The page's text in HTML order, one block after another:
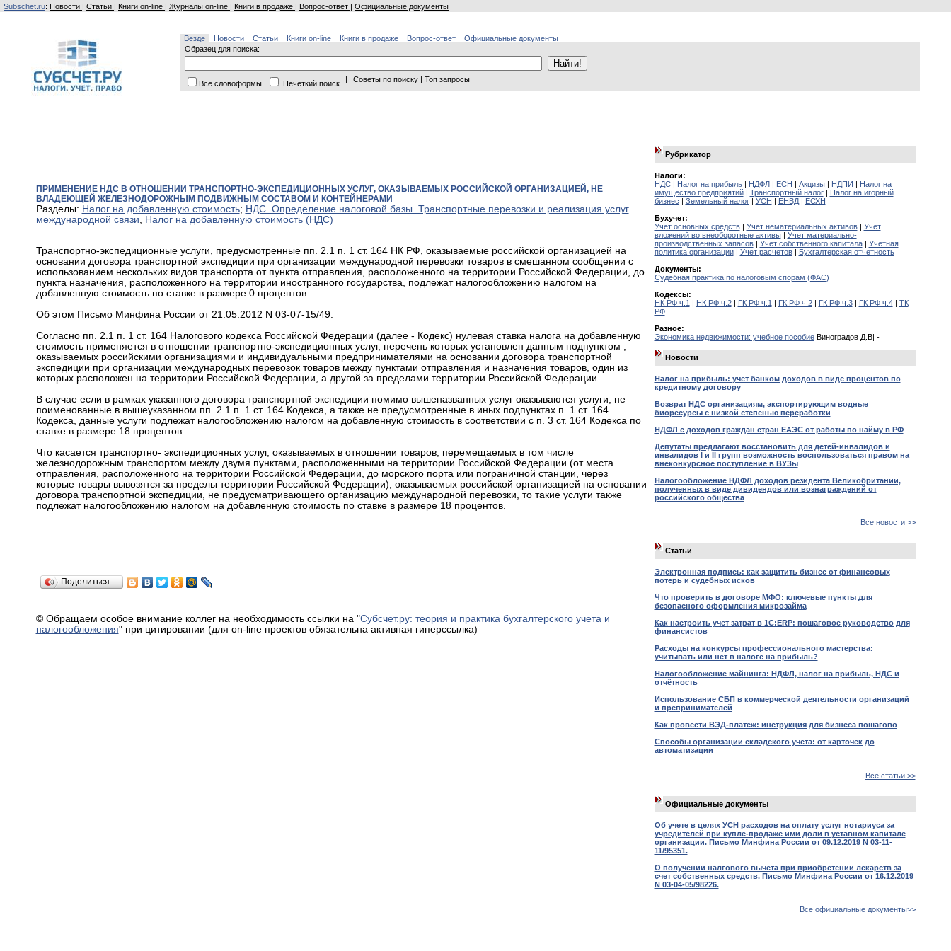
Subschet.ru: Новости | Статьи | Книги on-line | Журналы on-line | Книги в продаже | Вопрос-ответ | Официальные документы
Везде Новости Статьи Книги on-line Книги в продаже Вопрос-ответ
Официальные документы
Образец для поиска:
Все словоформы Нечеткий поиск | Советы по поиску | Топ запросы
ПРИМЕНЕНИЕ НДС В ОТНОШЕНИИ ТРАНСПОРТНО-ЭКСПЕДИЦИОННЫХ УСЛУГ, ОКАЗЫВАЕМЫХ РОССИЙСКОЙ ОРГАНИЗАЦИЕЙ, НЕ
ВЛАДЕЮЩЕЙ ЖЕЛЕЗНОДОРОЖНЫМ ПОДВИЖНЫМ СОСТАВОМ И КОНТЕЙНЕРАМИ
Разделы: Налог на добавленную стоимость; НДС. Определение налоговой базы. Транспортные перевозки и реализация услуг
международной связи, Налог на добавленную стоимость (НДС)
Транспортно-экспедиционные услуги, предусмотренные пп. 2.1 п. 1 ст. 164 НК РФ, оказываемые российской организацией на
основании договора транспортной экспедиции при организации международной перевозки товаров в смешанном сообщении с
использованием нескольких видов транспорта от пункта отправления, расположенного на территории Российской Федерации, до
пункта назначения, расположенного на территории иностранного государства, подлежат налогообложению налогом на
добавленную стоимость по ставке в размере 0 процентов.
Об этом Письмо Минфина России от 21.05.2012 N 03-07-15/49.
Согласно пп. 2.1 п. 1 ст. 164 Налогового кодекса Российской Федерации (далее - Кодекс) нулевая ставка налога на добавленную
стоимость применяется в отношении транспортно-экспедиционных услуг, перечень которых установлен данным подпунктом ,
оказываемых российскими организациями и индивидуальными предпринимателями на основании договора транспортной
экспедиции при организации международных перевозок товаров между пунктами отправления и назначения товаров, один из
которых расположен на территории Российской Федерации, а другой за пределами территории Российской Федерации.
В случае если в рамках указанного договора транспортной экспедиции помимо вышеназванных услуг оказываются услуги, не
поименованные в вышеуказанном пп. 2.1 п. 1 ст. 164 Кодекса, а также не предусмотренные в иных подпунктах п. 1 ст. 164
Кодекса, данные услуги подлежат налогообложению налогом на добавленную стоимость в соответствии с п. 3 ст. 164 Кодекса по
ставке в размере 18 процентов.
Что касается транспортно- экспедиционных услуг, оказываемых в отношении товаров, перемещаемых в том числе
железнодорожным транспортом между двумя пунктами, расположенными на территории Российской Федерации (от места
отправления, расположенного на территории Российской Федерации, до морского порта или пограничной станции, через
которые товары вывозятся за пределы территории Российской Федерации), оказываемых российской организацией на основании
договора транспортной экспедиции, не предусматривающего организацию международной перевозки, то такие услуги также
подлежат налогообложению налогом на добавленную стоимость по ставке в размере 18 процентов.
Поделиться…
© Обращаем особое внимание коллег на необходимость ссылки на "Субсчет.ру: теория и практика бухгалтерского учета и
налогообложения" при цитировании (для on-line проектов обязательна активная гиперссылка)
Рубрикатор
Налоги:
НДС| Налог на прибыль| НДФЛ| ЕСН | Акцизы| НДПИ | Налог на
имущество предприятий| Транспортный налог| Налог на игорный
бизнес | Земельный налог| УСН | ЕНВД| ЕСХН
Бухучет:
Учет основных средств| Учет нематериальных активов| Учет
вложений во внеоборотные активы| Учет материально-
производственных запасов| Учет собственного капитала| Учетная
политика организации| Учет расчетов| Бухгалтерская отчетность
Документы:
Судебная практика по налоговым спорам (ФАС)
Кодексы:
НК РФ ч.1 | НК РФ ч.2| ГК РФ ч.1 | ГК РФ ч.2| ГК РФ ч.3| ГК РФ ч.4| ТК
РФ
Разное:
Экономика недвижимости: учебное пособиеВиноградов Д.В| -
Новости
Налог на прибыль: учет банком доходов в виде процентов по
кредитному договору
Возврат НДС организациям, экспортирующим водные
биоресурсы с низкой степенью переработки
НДФЛ с доходов граждан стран ЕАЭС от работы по найму в РФ
Депутаты предлагают восстановить для детей-инвалидов и
инвалидов I и II групп возможность воспользоваться правом на
внеконкурсное поступление в ВУЗы
Налогообложение НДФЛ доходов резидента Великобритании,
полученных в виде дивидендов или вознаграждений от
российского общества
Все новости >>
Статьи
Электронная подпись: как защитить бизнес от финансовых
потерь и судебных исков
Что проверить в договоре МФО: ключевые пункты для
безопасного оформления микрозайма
Как настроить учет затрат в 1С:ERP: пошаговое руководство для
финансистов
Расходы на конкурсы профессионального мастерства:
учитывать или нет в налоге на прибыль?
Налогообложение майнинга: НДФЛ, налог на прибыль, НДС и
отчётность
Использование СБП в коммерческой деятельности организаций
и препринимателей
Как провести ВЭД-платеж: инструкция для бизнеса пошагово
Способы организации складского учета: от карточек до
автоматизации
Все статьи >>
Официальные документы
Об учете в целях УСН расходов на оплату услуг нотариуса за
учредителей при купле-продаже ими доли в уставном капитале
организации. Письмо Минфина России от 09.12.2019 N 03-11-
11/95351.
О получении налгового вычета при приобретении лекарств за
счет собственных средств. Письмо Минфина России от 16.12.2019
N 03-04-05/98226.
Все официальные документы>>